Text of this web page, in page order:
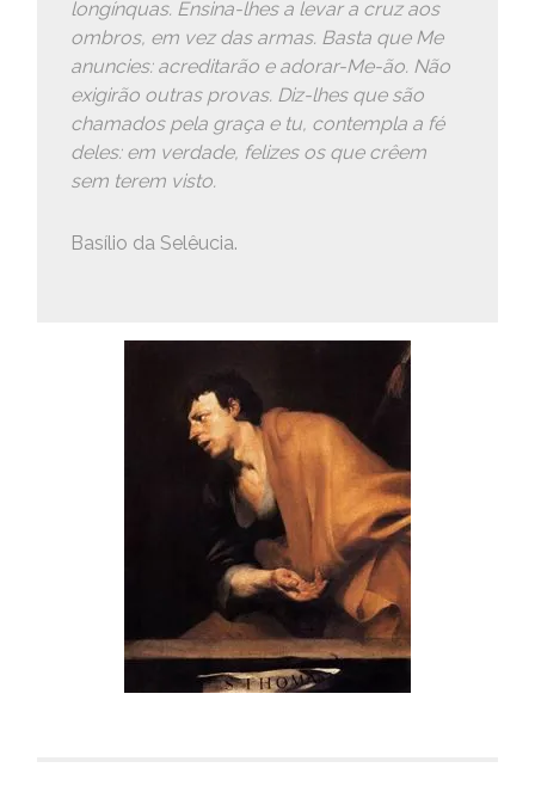
longínquas. Ensina-lhes a levar a cruz aos
ombros, em vez das armas. Basta que Me
anuncies: acreditarão e adorar-Me-ão. Não
exigirão outras provas. Diz-lhes que são
chamados pela graça e tu, contempla a fé
deles: em verdade, felizes os que crêem
sem terem visto.
Basílio da Selêucia.